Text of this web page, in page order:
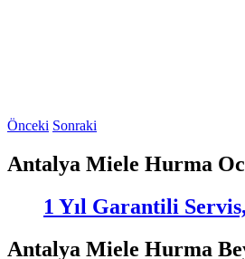
Önceki Sonraki
Antalya Miele Hurma
1 Yıl Garantili
Antalya Miele Hurma